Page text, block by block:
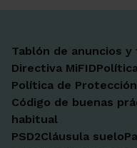
Tablón de anuncios
Directiva MiFID
Política de
Código de buenas
habitual
PSD2Cláusula suelo